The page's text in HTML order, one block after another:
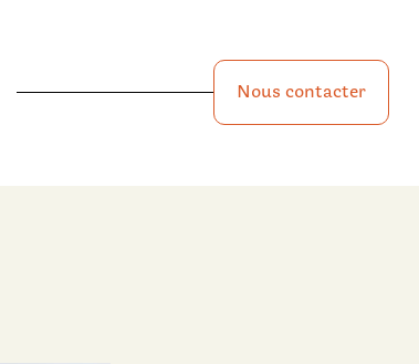
Nous contacter